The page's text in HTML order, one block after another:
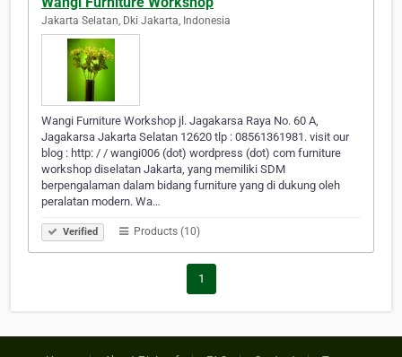
Jakarta Selatan, Dki Jakarta, Indonesia
Wangi Furniture Workshop jl. Jagakarsa Raya No. 60 A,
Jagakarsa Jakarta Selatan 12620 tlp : 08561361981. visit our
blog : http: / / wangi006 (dot) wordpress (dot) com furniture
workshop diselatan Jakarta, yang memiliki SDM
berpengalaman dalam bidang furniture yang di dukung oleh
peralatan modern. Wa…
Verified Products (10)
1